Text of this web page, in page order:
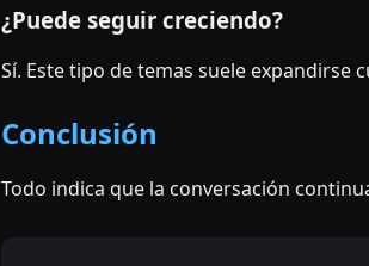
¿Puede seguir creciendo?
Sí. Este tipo de temas suele expandirse
Conclusión
Todo indica que la conversación